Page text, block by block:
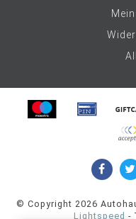
© Copyright 2026
Lightspeed -